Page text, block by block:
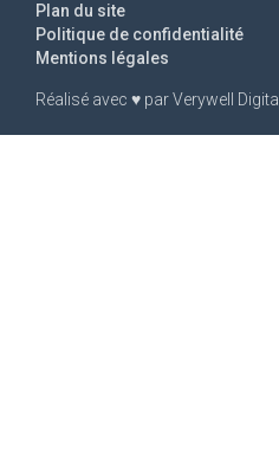
Réalisé avec ♥ parVerywell Digital
Mentions légales
Politique de confidentialité
Plan du site